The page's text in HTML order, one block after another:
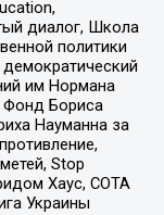
диалог, Школа
политики
им Нормана
Фонд Бориса
Науманна за
Stop
Хаус, СОТА
Украины